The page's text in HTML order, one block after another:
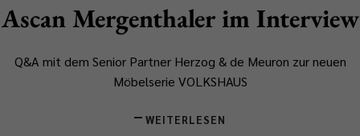
Ascan Mergenthaler im Interview
Q&A mit dem Senior Partner Herzog & de Meuron zur neuen
Möbelserie VOLKSHAUS
WEITERLESEN